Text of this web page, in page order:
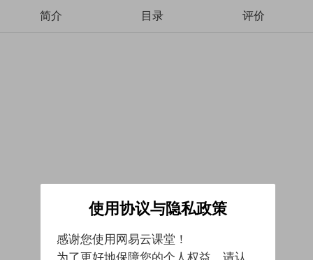
简介 目录 评价
使用协议与隐私政策
感谢您使用网易云课堂！